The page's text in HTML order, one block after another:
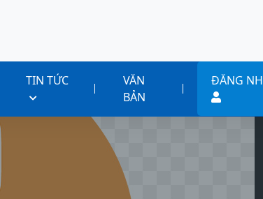
TIN TỨC
VĂN
BẢN
ĐĂNG